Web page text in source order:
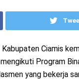
Ciamis
Program
yang bekerja